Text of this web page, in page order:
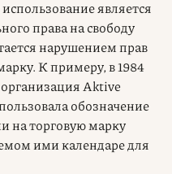
является
права на свободу
нарушением прав
К примеру, в 1984
Aktive
обозначение
на торговую марку
ими календаре для